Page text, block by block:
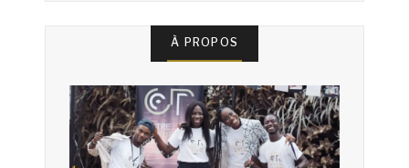
À PROPOS